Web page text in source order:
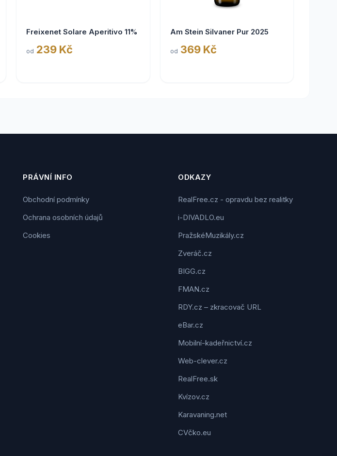
Freixenet Solare Aperitivo 11%
od 239 Kč
Am Stein Silvaner Pur 2025
od 369 Kč
PRÁVNÍ INFO
Obchodní podmínky
Ochrana osobních údajů
Cookies
ODKAZY
RealFree.cz - opravdu bez realitky
i-DIVADLO.eu
PražskéMuzikály.cz
Zveráč.cz
BIGG.cz
FMAN.cz
RDY.cz – zkracovač URL
eBar.cz
Mobilní-kadeřnictví.cz
Web-clever.cz
RealFree.sk
Kvízov.cz
Karavaning.net
CVčko.eu